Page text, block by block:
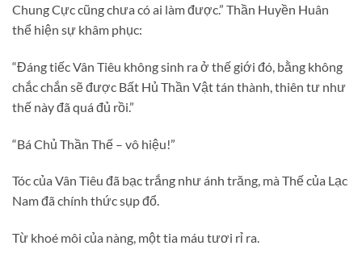
Chung Cực cũng chưa có ai làm được.” Thần Huyền Huân
thể hiện sự khâm phục:
“Đáng tiếc Vân Tiêu không sinh ra ở thế giới đó, bằng không
chắc chắn sẽ được Bất Hủ Thần Vật tán thành, thiên tư như
thế này đã quá đủ rồi.”
“Bá Chủ Thần Thế – vô hiệu!”
Tóc của Vân Tiêu đã bạc trắng như ánh trăng, mà Thế của Lạc
Nam đã chính thức sụp đổ.
Từ khoé môi của nàng, một tia máu tươi rỉ ra.